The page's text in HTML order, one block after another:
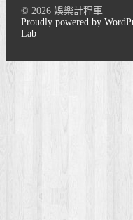
© 2026 娛樂計程車
Proudly powered by
Lab